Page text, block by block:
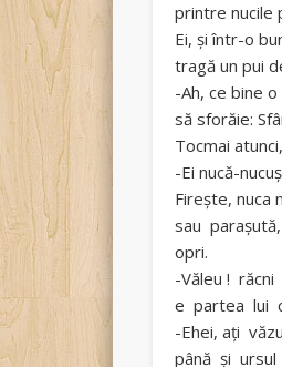
printre nucile
Ei, şi într-o
tragă un pui
-Ah, ce bine
să sforăie:
Tocmai
-Ei nucă-
Fireşte, nuca
sau
opri.
-Văleu !
e partea lui
-Ehei, aţi
până şi